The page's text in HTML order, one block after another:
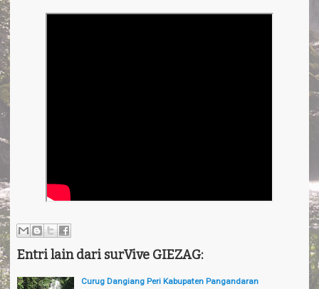
Entri lain dari surVive GIEZAG:
Curug Dangiang Peri Kabupaten Pangandaran